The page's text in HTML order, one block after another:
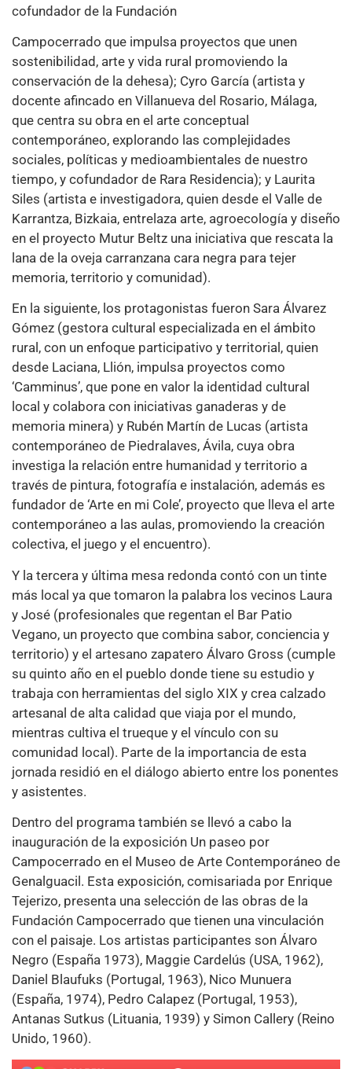
cofundador de la Fundación
Campocerrado que impulsa proyectos que unen
sostenibilidad, arte y vida rural promoviendo la
conservación de la dehesa); Cyro García (artista y
docente afincado en Villanueva del Rosario, Málaga,
que centra su obra en el arte conceptual
contemporáneo, explorando las complejidades
sociales, políticas y medioambientales de nuestro
tiempo, y cofundador de Rara Residencia); y Laurita
Siles (artista e investigadora, quien desde el Valle de
Karrantza, Bizkaia, entrelaza arte, agroecología y diseño
en el proyecto Mutur Beltz una iniciativa que rescata la
lana de la oveja carranzana cara negra para tejer
memoria, territorio y comunidad).
En la siguiente, los protagonistas fueron Sara Álvarez
Gómez (gestora cultural especializada en el ámbito
rural, con un enfoque participativo y territorial, quien
desde Laciana, Llión, impulsa proyectos como
‘Camminus’, que pone en valor la identidad cultural
local y colabora con iniciativas ganaderas y de
memoria minera) y Rubén Martín de Lucas (artista
contemporáneo de Piedralaves, Ávila, cuya obra
investiga la relación entre humanidad y territorio a
través de pintura, fotografía e instalación, además es
fundador de ‘Arte en mi Cole’, proyecto que lleva el arte
contemporáneo a las aulas, promoviendo la creación
colectiva, el juego y el encuentro).
Y la tercera y última mesa redonda contó con un tinte
más local ya que tomaron la palabra los vecinos Laura
y José (profesionales que regentan el Bar Patio
Vegano, un proyecto que combina sabor, conciencia y
territorio) y el artesano zapatero Álvaro Gross (cumple
su quinto año en el pueblo donde tiene su estudio y
trabaja con herramientas del siglo XIX y crea calzado
artesanal de alta calidad que viaja por el mundo,
mientras cultiva el trueque y el vínculo con su
comunidad local). Parte de la importancia de esta
jornada residió en el diálogo abierto entre los ponentes
y asistentes.
Dentro del programa también se llevó a cabo la
inauguración de la exposición Un paseo por
Campocerrado en el Museo de Arte Contemporáneo de
Genalguacil. Esta exposición, comisariada por Enrique
Tejerizo, presenta una selección de las obras de la
Fundación Campocerrado que tienen una vinculación
con el paisaje. Los artistas participantes son Álvaro
Negro (España 1973), Maggie Cardelús (USA, 1962),
Daniel Blaufuks (Portugal, 1963), Nico Munuera
(España, 1974), Pedro Calapez (Portugal, 1953),
Antanas Sutkus (Lituania, 1939) y Simon Callery (Reino
Unido, 1960).